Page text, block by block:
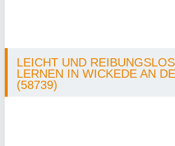
LEICHT UND
LERNEN IN WICKEDE AN
(58739)